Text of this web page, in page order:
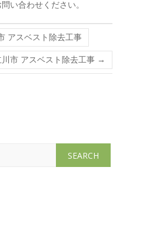
い合わせください。
アスベスト除去工事
市 アスベスト除去工事 →